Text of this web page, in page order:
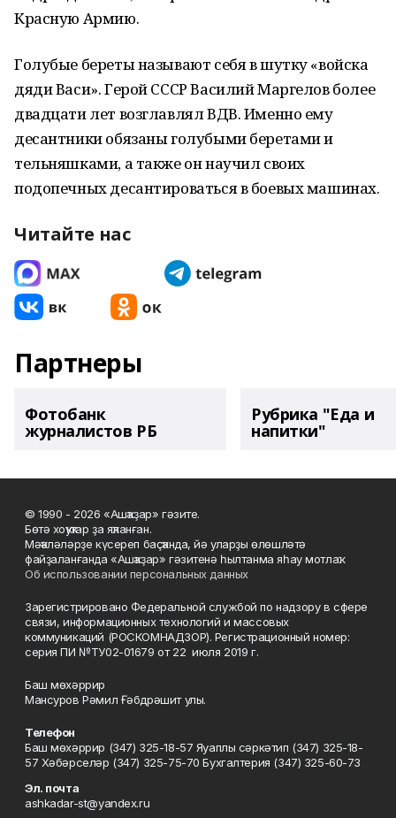
Красную Армию.
Голубые береты называют себя в шутку «войска
дяди Васи». ГеройСССРВасилий Маргелов более
двадцати лет возглавлял ВДВ. Именно ему
десантники обязаны голубыми беретами и
тельняшками, а также он научил своих
подопечных десантироваться вбоевыхмашинах.
Читайте нас
Партнеры
Фотобанк
журналистов РБ
Рубрика "Еда и
напитки"
© 1990 - 2026 «Ашҡаҙар» гәзите.
Бөтә хоҡуҡтар ҙа яҡланған.
Мәҡәләләрҙе күсереп баҫҡанда, йә уларҙы өлөшләтә
файҙаланғанда «Ашҡаҙар» гәзитенә һылтанма яһау мотлаҡ.
Об использовании персональных данных
Зарегистрировано Федеральной службой по надзору в сфере
связи, информационных технологий и массовых
коммуникаций (РОСКОМНАДЗОР). Регистрационный номер:
серия ПИ №ТУ02-01679 от 22 июля 2019 г.
Баш мөхәррир
Мансуров Рәмил Ғәбдрәшит улы.
Телефон
Баш мөхәррир (347) 325-18-57 Яуаплы сәркәтип (347) 325-18-
57 Хәбәрселәр (347) 325-75-70 Бухгалтерия (347) 325-60-73
Эл. почта
ashkadar-st@yandex.ru